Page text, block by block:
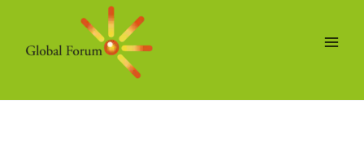
contenido